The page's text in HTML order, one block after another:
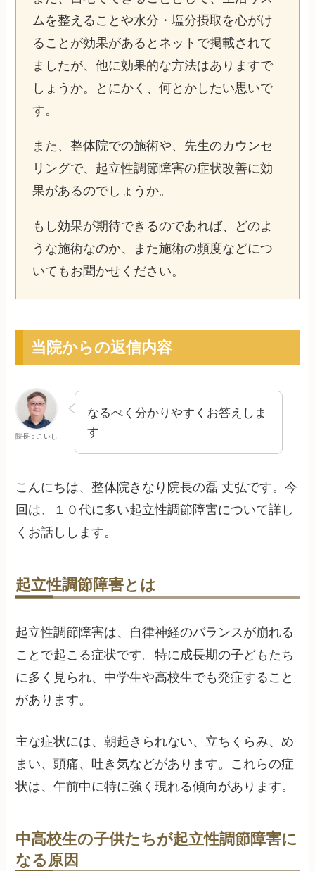
ムを整えることや水分・塩分摂取を心がけ
ることが効果があるとネットで掲載されて
ましたが、他に効果的な方法はありますで
しょうか。とにかく、何とかしたい思いで
す。
また、整体院での施術や、先生のカウンセ
リングで、起立性調節障害の症状改善に効
果があるのでしょうか。
もし効果が期待できるのであれば、どのよ
うな施術なのか、また施術の頻度などにつ
いてもお聞かせください。
当院からの返信内容
院長：こいし
なるべく分かりやすくお答えしま
す
こんにちは、整体院きなり院長の磊 丈弘です。今
回は、１０代に多い起立性調節障害について詳し
くお話しします。
起立性調節障害とは
起立性調節障害は、自律神経のバランスが崩れる
ことで起こる症状です。特に成長期の子どもたち
に多く見られ、中学生や高校生でも発症すること
があります。
主な症状には、朝起きられない、立ちくらみ、め
まい、頭痛、吐き気などがあります。これらの症
状は、午前中に特に強く現れる傾向があります。
中高校生の子供たちが起立性調節障害に
なる原因